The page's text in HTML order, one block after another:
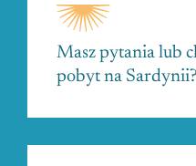
Masz pytania lub
pobyt na Sardynii?